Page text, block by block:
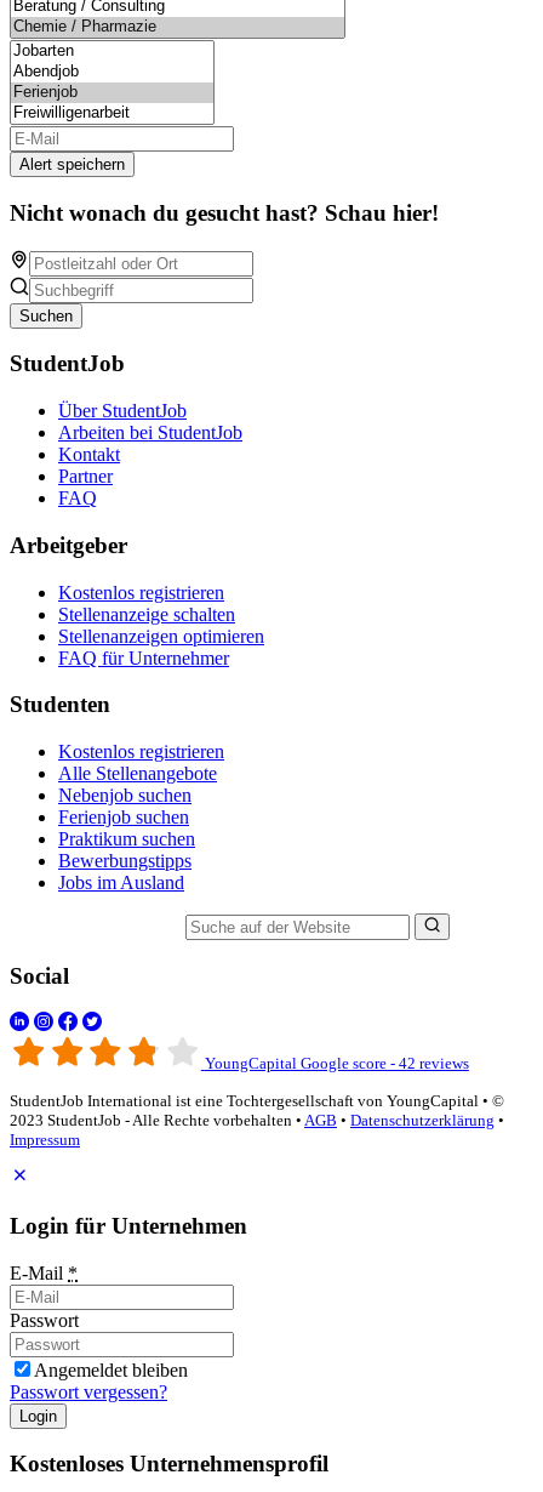
Alert speichern
Nicht wonach du gesucht hast? Schau hier!
Suchen
StudentJob
Über StudentJob
Arbeiten bei StudentJob
Kontakt
Partner
FAQ
Arbeitgeber
Kostenlos registrieren
Stellenanzeige schalten
Stellenanzeigen optimieren
FAQ für Unternehmer
Studenten
Kostenlos registrieren
Alle Stellenangebote
Nebenjob suchen
Ferienjob suchen
Praktikum suchen
Bewerbungstipps
Jobs im Ausland
Social
YoungCapital Google score - 42 reviews
StudentJob International ist eine Tochtergesellschaft von YoungCapital • ©
2023 StudentJob - Alle Rechte vorbehalten • AGB • Datenschutzerklärung •
Impressum
Login für Unternehmen
E-Mail *
Passwort
Angemeldet bleiben
Passwort vergessen?
Login
Kostenloses Unternehmensprofil